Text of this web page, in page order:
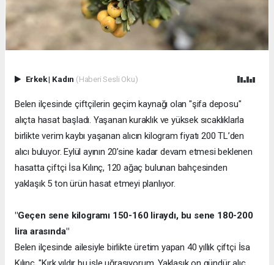
Erkek| Kadın (Haberi Sesli Oku)
Belen ilçesinde çiftçilerin geçim kaynağı olan "şifa deposu"
alıçta hasat başladı. Yaşanan kuraklık ve yüksek sıcaklıklarla
birlikte verim kaybı yaşanan alıcın kilogram fiyatı 200 TL’den
alıcı buluyor. Eylül ayının 20’sine kadar devam etmesi beklenen
hasatta çiftçi İsa Kılınç, 120 ağaç bulunan bahçesinden
yaklaşık 5 ton ürün hasat etmeyi planlıyor.
"Geçen sene kilogramı 150-160 liraydı, bu sene 180-200
lira arasında"
Belen ilçesinde ailesiyle birlikte üretim yapan 40 yıllık çiftçi İsa